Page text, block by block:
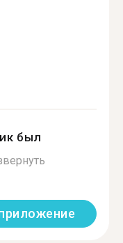
был